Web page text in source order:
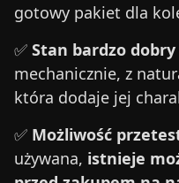
gotowy pakiet dla
✅ Stan bardzo dobry
mechanicznie, z
która dodaje jej
✅ Możliwość
używana, istnieje